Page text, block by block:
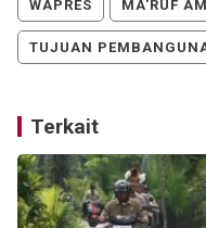
WAPRES MA'RUF
TUJUAN
Terkait